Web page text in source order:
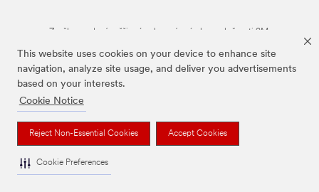
This website uses cookies on your device to enhance site
navigation, analyze site usage, and deliver you advertisements
based on your interests.
Cookie Notice
Reject Non-Essential Cookies Accept Cookies
Cookie Preferences
Značky uvedené vyššie sú ochranné známky spoločnosti 3M.